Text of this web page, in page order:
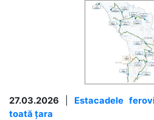
27.03.2026
Estacadele
toată țara